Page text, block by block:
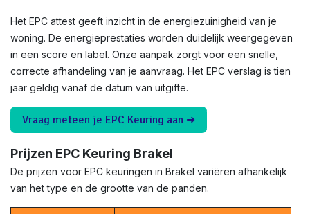
Het EPC attest geeft inzicht in de energiezuinigheid van je
woning. De energieprestaties worden duidelijk weergegeven
in een score en label. Onze aanpak zorgt voor een snelle,
correcte afhandeling van je aanvraag. Het EPC verslag is tien
jaar geldig vanaf de datum van uitgifte.
Vraag meteen je EPC Keuring aan ➜
Prijzen EPC Keuring Brakel
De prijzen voor EPC keuringen in Brakel variëren afhankelijk
van het type en de grootte van de panden.